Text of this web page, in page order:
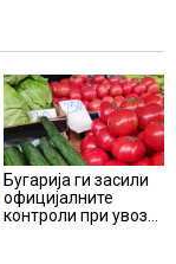
Бугарија ги засили
официјалните
контроли при увоз